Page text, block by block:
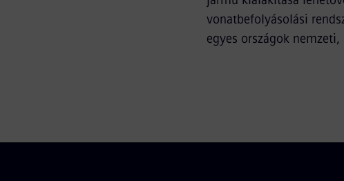
vonatbefolyásolási
egyes országok